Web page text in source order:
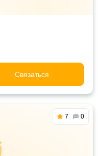
Связаться
7 0